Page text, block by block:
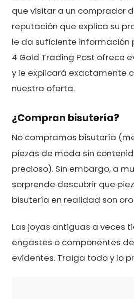
que visitar a un comprador
reputación que explica su
le da suficiente información
4 Gold Trading Post ofrece
y le explicará exactamente
nuestra oferta.
¿Compran bisutería?
No compramos bisutería
piezas de moda sin
precioso). Sin embargo, a
sorprende descubrir que
bisutería en realidad son
Las joyas antiguas a veces
engastes o componentes
evidentes. Traiga todo y lo